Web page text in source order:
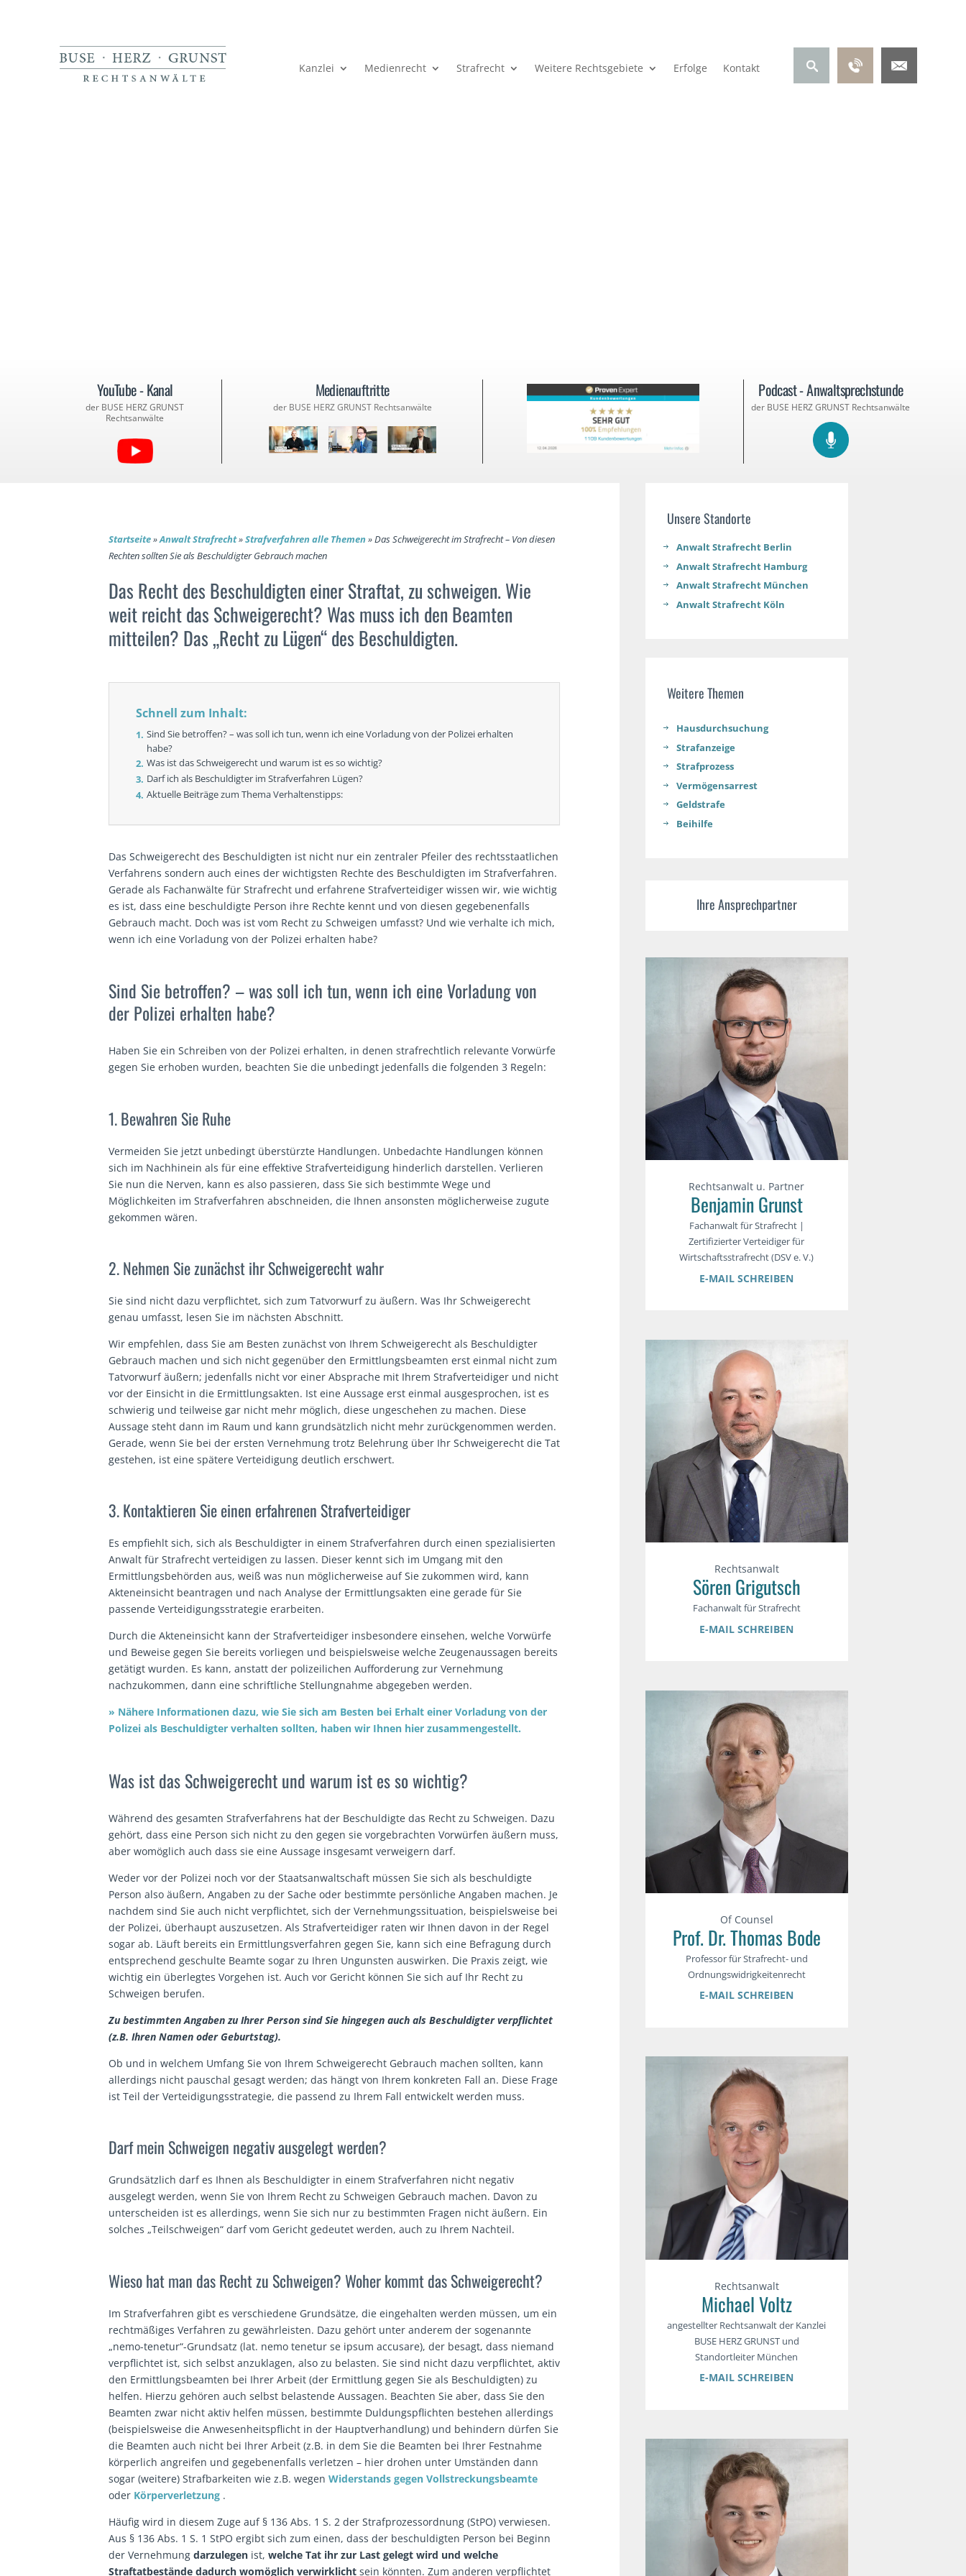
Kanzlei Medienrecht Strafrecht Weitere Rechtsgebiete Erfolge Kontakt
YouTube - Kanal
der BUSE HERZ GRUNST
Rechtsanwälte
Medienauftritte
der BUSE HERZ GRUNST Rechtsanwälte
Podcast - Anwaltsprechstunde
der BUSE HERZ GRUNST Rechtsanwälte
Startseite»Anwalt Strafrecht»Strafverfahren alle Themen »Das Schweigerecht im Strafrecht – Von diesen
Rechten sollten Sie als Beschuldigter Gebrauch machen
Das Recht des Beschuldigten einer Straftat, zu schweigen. Wie
weit reicht das Schweigerecht? Was muss ich den Beamten
mitteilen? Das „Recht zu Lügen“ des Beschuldigten.
Schnell zum Inhalt:
Sind Sie betroffen? – was soll ich tun, wenn ich eine Vorladung von der Polizei erhalten
habe?
Was ist das Schweigerecht und warum ist es so wichtig?
Darf ich als Beschuldigter im Strafverfahren Lügen?
Aktuelle Beiträge zum Thema Verhaltenstipps:
Das Schweigerecht des Beschuldigten ist nicht nur ein zentraler Pfeiler des rechtsstaatlichen
Verfahrens sondern auch eines der wichtigsten Rechte des Beschuldigten im Strafverfahren.
Gerade als Fachanwälte für Strafrecht und erfahrene Strafverteidiger wissen wir, wie wichtig
es ist, dass eine beschuldigte Person ihre Rechte kennt und von diesen gegebenenfalls
Gebrauch macht. Doch was ist vom Recht zu Schweigen umfasst? Und wie verhalte ich mich,
wenn ich eine Vorladung von der Polizei erhalten habe?
Sind Sie betroffen? – was soll ich tun, wenn ich eine Vorladung von
der Polizei erhalten habe?
Haben Sie ein Schreiben von der Polizei erhalten, in denen strafrechtlich relevante Vorwürfe
gegen Sie erhoben wurden, beachten Sie die unbedingt jedenfalls die folgenden 3 Regeln:
1. Bewahren Sie Ruhe
Vermeiden Sie jetzt unbedingt überstürzte Handlungen. Unbedachte Handlungen können
sich im Nachhinein als für eine effektive Strafverteidigung hinderlich darstellen. Verlieren
Sie nun die Nerven, kann es also passieren, dass Sie sich bestimmte Wege und
Möglichkeiten im Strafverfahren abschneiden, die Ihnen ansonsten möglicherweise zugute
gekommen wären.
2. Nehmen Sie zunächst ihr Schweigerecht wahr
Sie sind nicht dazu verpflichtet, sich zum Tatvorwurf zu äußern. Was Ihr Schweigerecht
genau umfasst, lesen Sie im nächsten Abschnitt.
Wir empfehlen, dass Sie am Besten zunächst von Ihrem Schweigerecht als Beschuldigter
Gebrauch machen und sich nicht gegenüber den Ermittlungsbeamten erst einmal nicht zum
Tatvorwurf äußern; jedenfalls nicht vor einer Absprache mit Ihrem Strafverteidiger und nicht
vor der Einsicht in die Ermittlungsakten. Ist eine Aussage erst einmal ausgesprochen, ist es
schwierig und teilweise gar nicht mehr möglich, diese ungeschehen zu machen. Diese
Aussage steht dann im Raum und kann grundsätzlich nicht mehr zurückgenommen werden.
Gerade, wenn Sie bei der ersten Vernehmung trotz Belehrung über Ihr Schweigerecht die Tat
gestehen, ist eine spätere Verteidigung deutlich erschwert.
3. Kontaktieren Sie einen erfahrenen Strafverteidiger
Es empfiehlt sich, sich als Beschuldigter in einem Strafverfahren durch einen spezialisierten
Anwalt für Strafrecht verteidigen zu lassen. Dieser kennt sich im Umgang mit den
Ermittlungsbehörden aus, weiß was nun möglicherweise auf Sie zukommen wird, kann
Akteneinsicht beantragen und nach Analyse der Ermittlungsakten eine gerade für Sie
passende Verteidigungsstrategie erarbeiten.
Durch die Akteneinsicht kann der Strafverteidiger insbesondere einsehen, welche Vorwürfe
und Beweise gegen Sie bereits vorliegen und beispielsweise welche Zeugenaussagen bereits
getätigt wurden. Es kann, anstatt der polizeilichen Aufforderung zur Vernehmung
nachzukommen, dann eine schriftliche Stellungnahme abgegeben werden.
» Nähere Informationen dazu, wie Sie sich am Besten bei Erhalt einer Vorladung von der
Polizei als Beschuldigter verhalten sollten, haben wir Ihnen hier zusammengestellt.
Was ist das Schweigerecht und warum ist es so wichtig?
Während des gesamten Strafverfahrens hat der Beschuldigte das Recht zu Schweigen. Dazu
gehört, dass eine Person sich nicht zu den gegen sie vorgebrachten Vorwürfen äußern muss,
aber womöglich auch dass sie eine Aussage insgesamt verweigern darf.
Weder vor der Polizei noch vor der Staatsanwaltschaft müssen Sie sich als beschuldigte
Person also äußern, Angaben zu der Sache oder bestimmte persönliche Angaben machen. Je
nachdem sind Sie auch nicht verpflichtet, sich der Vernehmungssituation, beispielsweise bei
der Polizei, überhaupt auszusetzen. Als Strafverteidiger raten wir Ihnen davon in der Regel
sogar ab. Läuft bereits ein Ermittlungsverfahren gegen Sie, kann sich eine Befragung durch
entsprechend geschulte Beamte sogar zu Ihren Ungunsten auswirken. Die Praxis zeigt, wie
wichtig ein überlegtes Vorgehen ist. Auch vor Gericht können Sie sich auf Ihr Recht zu
Schweigen berufen.
Zu bestimmten Angaben zu Ihrer Person sind Sie hingegen auch als Beschuldigter verpflichtet
(z.B. Ihren Namen oder Geburtstag).
Ob und in welchem Umfang Sie von Ihrem Schweigerecht Gebrauch machen sollten, kann
allerdings nicht pauschal gesagt werden; das hängt von Ihrem konkreten Fall an. Diese Frage
ist Teil der Verteidigungsstrategie, die passend zu Ihrem Fall entwickelt werden muss.
Darf mein Schweigen negativ ausgelegt werden?
Grundsätzlich darf es Ihnen als Beschuldigter in einem Strafverfahren nicht negativ
ausgelegt werden, wenn Sie von Ihrem Recht zu Schweigen Gebrauch machen. Davon zu
unterscheiden ist es allerdings, wenn Sie sich nur zu bestimmten Fragen nicht äußern. Ein
solches „Teilschweigen“ darf vom Gericht gedeutet werden, auch zu Ihrem Nachteil.
Wieso hat man das Recht zu Schweigen? Woher kommt das Schweigerecht?
Im Strafverfahren gibt es verschiedene Grundsätze, die eingehalten werden müssen, um ein
rechtmäßiges Verfahren zu gewährleisten. Dazu gehört unter anderem der sogenannte
„nemo-tenetur“-Grundsatz (lat. nemo tenetur se ipsum accusare), der besagt, dass niemand
verpflichtet ist, sich selbst anzuklagen, also zu belasten. Sie sind nicht dazu verpflichtet, aktiv
den Ermittlungsbeamten bei Ihrer Arbeit (der Ermittlung gegen Sie als Beschuldigten) zu
helfen. Hierzu gehören auch selbst belastende Aussagen. Beachten Sie aber, dass Sie den
Beamten zwar nicht aktiv helfen müssen, bestimmte Duldungspflichten bestehen allerdings
(beispielsweise die Anwesenheitspflicht in der Hauptverhandlung) und behindern dürfen Sie
die Beamten auch nicht bei Ihrer Arbeit (z.B. in dem Sie die Beamten bei Ihrer Festnahme
körperlich angreifen und gegebenenfalls verletzen – hier drohen unter Umständen dann
sogar (weitere) Strafbarkeiten wie z.B. wegenWiderstands gegen Vollstreckungsbeamte
oder Körperverletzung .
Häufig wird in diesem Zuge auf § 136 Abs. 1 S. 2 der Strafprozessordnung (StPO) verwiesen.
Aus § 136 Abs. 1 S. 1 StPO ergibt sich zum einen, dass der beschuldigten Person bei Beginn
der Vernehmungdarzulegen ist,welche Tat ihr zur Last gelegt wird und welche
Straftatbestände dadurch womöglich verwirklicht sein könnten. Zum anderen verpflichtet
Unsere Standorte
Anwalt Strafrecht Berlin
Anwalt Strafrecht Hamburg
Anwalt Strafrecht München
Anwalt Strafrecht Köln
Weitere Themen
Hausdurchsuchung
Strafanzeige
Strafprozess
Vermögensarrest
Geldstrafe
Beihilfe
Ihre Ansprechpartner
Rechtsanwalt u. Partner
Benjamin Grunst
Fachanwalt für Strafrecht |
Zertifizierter Verteidiger für
Wirtschaftsstrafrecht (DSV e. V.)
E-MAIL SCHREIBEN
Rechtsanwalt
Sören Grigutsch
Fachanwalt für Strafrecht
E-MAIL SCHREIBEN
Of Counsel
Prof. Dr. Thomas Bode
Professor für Strafrecht- und
Ordnungswidrigkeitenrecht
E-MAIL SCHREIBEN
Rechtsanwalt
Michael Voltz
angestellter Rechtsanwalt der Kanzlei
BUSE HERZ GRUNST und
Standortleiter München
E-MAIL SCHREIBEN